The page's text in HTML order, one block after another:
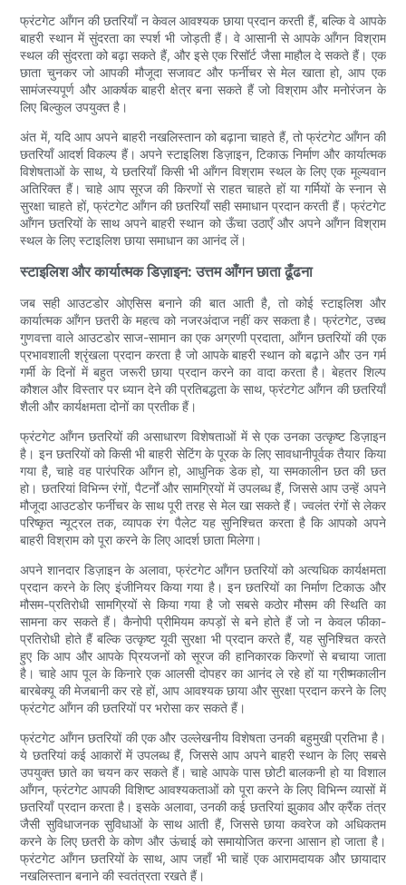
फ्रंटगेट आँगन की छतरियाँ न केवल आवश्यक छाया प्रदान करती हैं, बल्कि वे आपके
बाहरी स्थान में सुंदरता का स्पर्श भी जोड़ती हैं। वे आसानी से आपके आँगन विश्राम
स्थल की सुंदरता को बढ़ा सकते हैं, और इसे एक रिसॉर्ट जैसा माहौल दे सकते हैं। एक
छाता चुनकर जो आपकी मौजूदा सजावट और फर्नीचर से मेल खाता हो, आप एक
सामंजस्यपूर्ण और आकर्षक बाहरी क्षेत्र बना सकते हैं जो विश्राम और मनोरंजन के
लिए बिल्कुल उपयुक्त है।
अंत में, यदि आप अपने बाहरी नखलिस्तान को बढ़ाना चाहते हैं, तो फ्रंटगेट आँगन की
छतरियाँ आदर्श विकल्प हैं। अपने स्टाइलिश डिज़ाइन, टिकाऊ निर्माण और कार्यात्मक
विशेषताओं के साथ, ये छतरियाँ किसी भी आँगन विश्राम स्थल के लिए एक मूल्यवान
अतिरिक्त हैं। चाहे आप सूरज की किरणों से राहत चाहते हों या गर्मियों के स्नान से
सुरक्षा चाहते हों, फ्रंटगेट आँगन की छतरियाँ सही समाधान प्रदान करती हैं। फ्रंटगेट
आँगन छतरियों के साथ अपने बाहरी स्थान को ऊँचा उठाएँ और अपने आँगन विश्राम
स्थल के लिए स्टाइलिश छाया समाधान का आनंद लें।
स्टाइलिश और कार्यात्मक डिज़ाइन: उत्तम आँगन छाता ढूँढना
जब सही आउटडोर ओएसिस बनाने की बात आती है, तो कोई स्टाइलिश और
कार्यात्मक आँगन छतरी के महत्व को नजरअंदाज नहीं कर सकता है। फ्रंटगेट, उच्च
गुणवत्ता वाले आउटडोर साज-सामान का एक अग्रणी प्रदाता, आँगन छतरियों की एक
प्रभावशाली श्रृंखला प्रदान करता है जो आपके बाहरी स्थान को बढ़ाने और उन गर्म
गर्मी के दिनों में बहुत जरूरी छाया प्रदान करने का वादा करता है। बेहतर शिल्प
कौशल और विस्तार पर ध्यान देने की प्रतिबद्धता के साथ, फ्रंटगेट आँगन की छतरियाँ
शैली और कार्यक्षमता दोनों का प्रतीक हैं।
फ्रंटगेट आँगन छतरियों की असाधारण विशेषताओं में से एक उनका उत्कृष्ट डिज़ाइन
है। इन छतरियों को किसी भी बाहरी सेटिंग के पूरक के लिए सावधानीपूर्वक तैयार किया
गया है, चाहे वह पारंपरिक आँगन हो, आधुनिक डेक हो, या समकालीन छत की छत
हो। छतरियां विभिन्न रंगों, पैटर्नों और सामग्रियों में उपलब्ध हैं, जिससे आप उन्हें अपने
मौजूदा आउटडोर फर्नीचर के साथ पूरी तरह से मेल खा सकते हैं। ज्वलंत रंगों से लेकर
परिष्कृत न्यूट्रल तक, व्यापक रंग पैलेट यह सुनिश्चित करता है कि आपको अपने
बाहरी विश्राम को पूरा करने के लिए आदर्श छाता मिलेगा।
अपने शानदार डिज़ाइन के अलावा, फ्रंटगेट आँगन छतरियों को अत्यधिक कार्यक्षमता
प्रदान करने के लिए इंजीनियर किया गया है। इन छतरियों का निर्माण टिकाऊ और
मौसम-प्रतिरोधी सामग्रियों से किया गया है जो सबसे कठोर मौसम की स्थिति का
सामना कर सकते हैं। कैनोपी प्रीमियम कपड़ों से बने होते हैं जो न केवल फीका-
प्रतिरोधी होते हैं बल्कि उत्कृष्ट यूवी सुरक्षा भी प्रदान करते हैं, यह सुनिश्चित करते
हुए कि आप और आपके प्रियजनों को सूरज की हानिकारक किरणों से बचाया जाता
है। चाहे आप पूल के किनारे एक आलसी दोपहर का आनंद ले रहे हों या ग्रीष्मकालीन
बारबेक्यू की मेजबानी कर रहे हों, आप आवश्यक छाया और सुरक्षा प्रदान करने के लिए
फ्रंटगेट आँगन की छतरियों पर भरोसा कर सकते हैं।
फ्रंटगेट आँगन छतरियों की एक और उल्लेखनीय विशेषता उनकी बहुमुखी प्रतिभा है।
ये छतरियां कई आकारों में उपलब्ध हैं, जिससे आप अपने बाहरी स्थान के लिए सबसे
उपयुक्त छाते का चयन कर सकते हैं। चाहे आपके पास छोटी बालकनी हो या विशाल
आँगन, फ्रंटगेट आपकी विशिष्ट आवश्यकताओं को पूरा करने के लिए विभिन्न व्यासों में
छतरियाँ प्रदान करता है। इसके अलावा, उनकी कई छतरियां झुकाव और क्रैंक तंत्र
जैसी सुविधाजनक सुविधाओं के साथ आती हैं, जिससे छाया कवरेज को अधिकतम
करने के लिए छतरी के कोण और ऊंचाई को समायोजित करना आसान हो जाता है।
फ्रंटगेट आँगन छतरियों के साथ, आप जहाँ भी चाहें एक आरामदायक और छायादार
नखलिस्तान बनाने की स्वतंत्रता रखते हैं।